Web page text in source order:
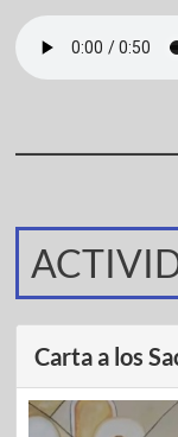
Carta a los